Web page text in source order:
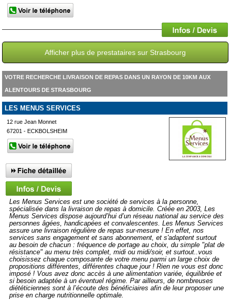
Afficher plus de prestataires sur Strasbourg
VOTRE RECHERCHE LIVRAISON DE REPAS DANS UN RAYON DE 10KM AUX
ALENTOURS DE STRASBOURG
LES MENUS SERVICES
12 rue Jean Monnet
67201 - ECKBOLSHEIM
Les Menus Services est une société de services à la personne,
spécialisée dans la livraison de repas à domicile. Créée en 2003, Les
Menus Services dispose aujourd’hui d’un réseau national au service des
personnes âgées, handicapées et convalescentes. Les Menus Services
assure une livraison régulière de repas sur-mesure ! En effet, nos
services sans engagement et sans abonnement, et s'adaptent surtout
au besoin de chacun : fréquence de portage au choix, du simple "plat de
résistance" au menu très complet, midi ou midi/soir, et surtout..vous
choisissez chaque composante de votre menu parmi un large choix de
propositions différentes, différentes chaque jour ! Rien ne vous est donc
imposé ! Vous avez donc accès à une alimentation variée, équilibrée et
si besoin adaptée à un éventuel régime. Par ailleurs, de nombreuses
diététiciennes sont à l’écoute des bénéficiaires afin de leur proposer une
prise en charge nutritionnelle optimale.